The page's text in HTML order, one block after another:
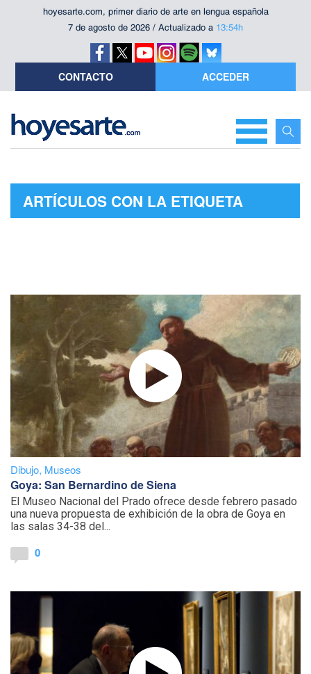
hoyesarte.com, primer diario de arte en lengua española
7 de agosto de 2026 / Actualizado a 13:54h
CONTACTO ACCEDER
ARTÍCULOS CON LA ETIQUETA
Dibujo, Museos
Goya: San Bernardino de Siena
El Museo Nacional del Prado ofrece desde febrero pasado
una nueva propuesta de exhibición de la obra de Goya en
las salas 34-38 del...
0